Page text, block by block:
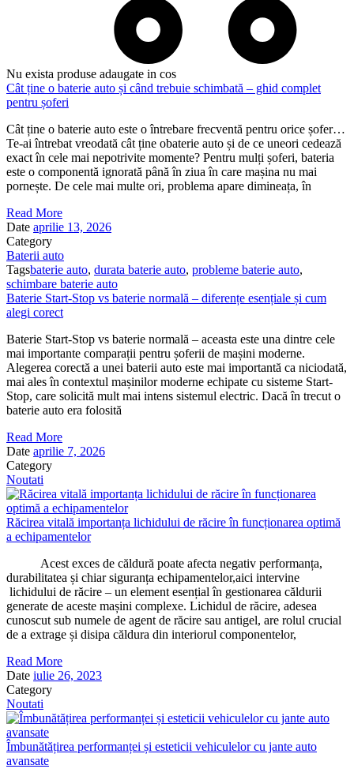
Nu exista produse adaugate in cos
Cât ține o baterie auto și când trebuie schimbată – ghid complet
pentru șoferi
Cât ține o baterie auto este o întrebare frecventă pentru orice șofer…
Te-ai întrebat vreodată cât ține obaterie auto și de ce uneori cedează
exact în cele mai nepotrivite momente? Pentru mulți șoferi, bateria
este o componentă ignorată până în ziua în care mașina nu mai
pornește. De cele mai multe ori, problema apare dimineața, în
Read More
Date aprilie 13, 2026
Category
Baterii auto
Tagsbaterie auto, durata baterie auto, probleme baterie auto,
schimbare baterie auto
Baterie Start-Stop vs baterie normală – diferențe esențiale și cum
alegi corect
Baterie Start-Stop vs baterie normală – aceasta este una dintre cele
mai importante comparații pentru șoferii de mașini moderne.
Alegerea corectă a unei baterii auto este mai importantă ca niciodată,
mai ales în contextul mașinilor moderne echipate cu sisteme Start-
Stop, care solicită mult mai intens sistemul electric. Dacă în trecut o
baterie auto era folosită
Read More
Date aprilie 7, 2026
Category
Noutati
Răcirea vitală importanța lichidului de răcire în funcționarea optimă
a echipamentelor
Acest exces de căldură poate afecta negativ performanța,
durabilitatea și chiar siguranța echipamentelor,aici intervine
lichidului de răcire – un element esențial în gestionarea căldurii
generate de aceste mașini complexe. Lichidul de răcire, adesea
cunoscut sub numele de agent de răcire sau antigel, are rolul crucial
de a extrage și disipa căldura din interiorul componentelor,
Read More
Date iulie 26, 2023
Category
Noutati
Îmbunătățirea performanței și esteticii vehiculelor cu jante auto
avansate